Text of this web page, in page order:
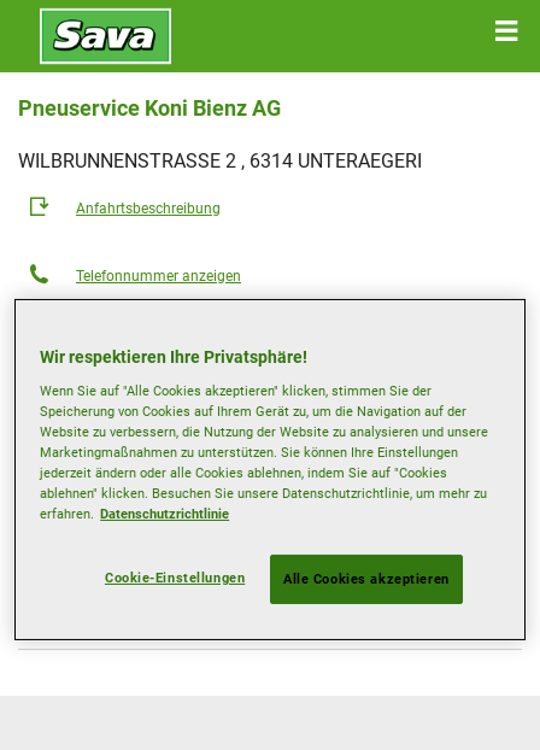
Pneuservice Koni Bienz AG
WILBRUNNENSTRASSE 2 , 6314 UNTERAEGERI
Anfahrtsbeschreibung
Telefonnummer anzeigen
Öffnungszeiten
Montag 08:00-12:00
13:30-18:00
Dienstag
08:00-12:00
13:30-18:00
Mittwoch
08:00-12:00
13:30-18:00
Donnerstag
08:00-12:00
13:30-18:00
Geschlossen
Geschlossen
Wir respektieren Ihre Privatsphäre!
Wenn Sie auf "Alle Cookies akzeptieren" klicken, stimmen Sie der
Speicherung von Cookies auf Ihrem Gerät zu, um die Navigation auf der
Website zu verbessern, die Nutzung der Website zu analysieren und unsere
Marketingmaßnahmen zu unterstützen. Sie können Ihre Einstellungen
jederzeit ändern oder alle Cookies ablehnen, indem Sie auf "Cookies
ablehnen" klicken. Besuchen Sie unsere Datenschutzrichtlinie, um mehr zu
erfahren. Datenschutzrichtlinie
Cookie-Einstellungen Alle Cookies akzeptieren